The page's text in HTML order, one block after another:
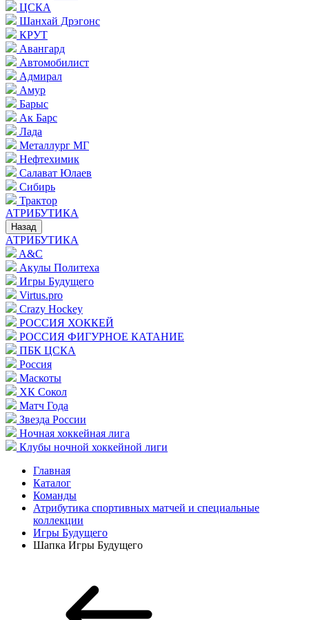
ЦСКА
Шанхай Дрэгонс
КРУТ
Авангард
Автомобилист
Адмирал
Амур
Барыс
Ак Барс
Лада
Металлург МГ
Нефтехимик
Салават Юлаев
Сибирь
Трактор
АТРИБУТИКА
Назад
АТРИБУТИКА
A&C
Акулы Политеха
Игры Будущего
Virtus.pro
Crazy Hockey
РОССИЯ ХОККЕЙ
РОССИЯ ФИГУРНОЕ КАТАНИЕ
ПБК ЦСКА
Россия
Маскоты
ХК Сокол
Матч Года
Звезда России
Ночная хоккейная лига
Клубы ночной хоккейной лиги
Главная
Каталог
Команды
Атрибутика спортивных матчей и специальные
коллекции
Игры Будущего
Шапка Игры Будущего